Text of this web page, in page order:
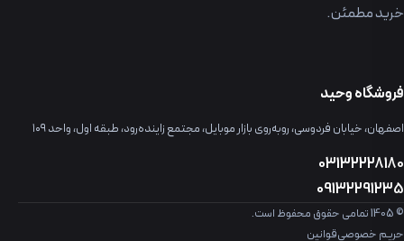
خرید مطمئن.
فروشگاه وحید
اصفهان، خیابان فردوسی، روبه‌روی بازار موبایل، مجتمع زاینده‌رود، طبقه اول، واحد ۱۰۹
03132228180
09132291235
© 1405 تمامی حقوق محفوظ است.
حریم خصوصیقوانین